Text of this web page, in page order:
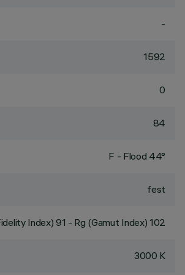
-
1592
0
84
F - Flood 44°
fest
Index) 91 - Rg (Gamut Index) 102
3000 K